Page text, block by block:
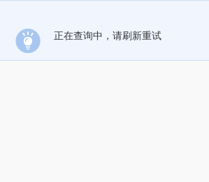
正在查询中，请刷新重试